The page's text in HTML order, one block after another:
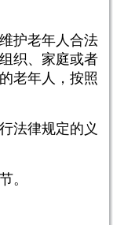
护老年人合法
织、家庭或者
老年人，按照
法律规定的义
。